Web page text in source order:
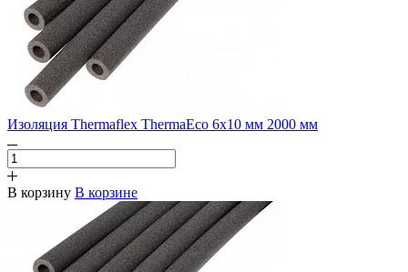
Изоляция Thermaflex ThermaEco 6х10 мм 2000 мм
В корзину В корзине